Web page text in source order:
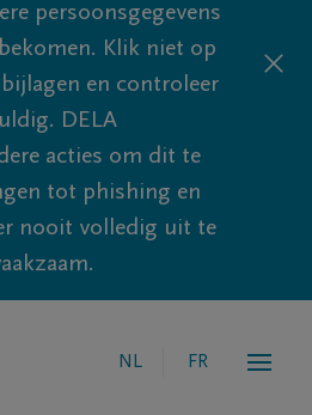
persoonsgegevens
Klik niet op
en controleer
DELA
acties om dit te
tot phishing en
nooit volledig uit te
NL FR